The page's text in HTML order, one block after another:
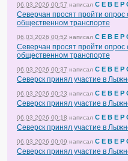
06.03.2026 00:57 написал С Е В Е Р
Северчан просят пройти опрос
общественном транспорте
06.03.2026 00:52 написал С Е В Е Р
Северчан просят пройти опрос
общественном транспорте
06.03.2026 00:37 написал С Е В Е Р
Северск принял участие в
06.03.2026 00:23 написал С Е В Е Р
Северск принял участие в
06.03.2026 00:18 написал С Е В Е Р
Северск принял участие в
06.03.2026 00:09 написал С Е В Е Р
Северск принял участие в